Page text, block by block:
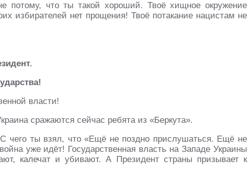
потому, что ты такой хороший. Твоё хищное окружение
избирателей нет прощения! Твоё потакание нацистам не
власти!
сражаются сейчас ребята из «Беркута».
чего ты взял, что «Ещё не поздно прислушаться. Ещё не
уже идёт! Государственная власть на Западе Украины
калечат и убивают. А Президент страны призывает к